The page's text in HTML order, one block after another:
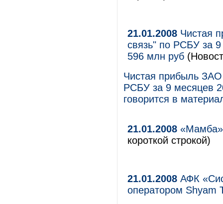
21.01.2008 Чистая
связь" по РСБУ за
596 млн руб
Чистая прибыль
РСБУ за 9 месяцев
говорится в
21.01.2008
короткой строкой)
21.01.2008 АФК
оператором Shyam